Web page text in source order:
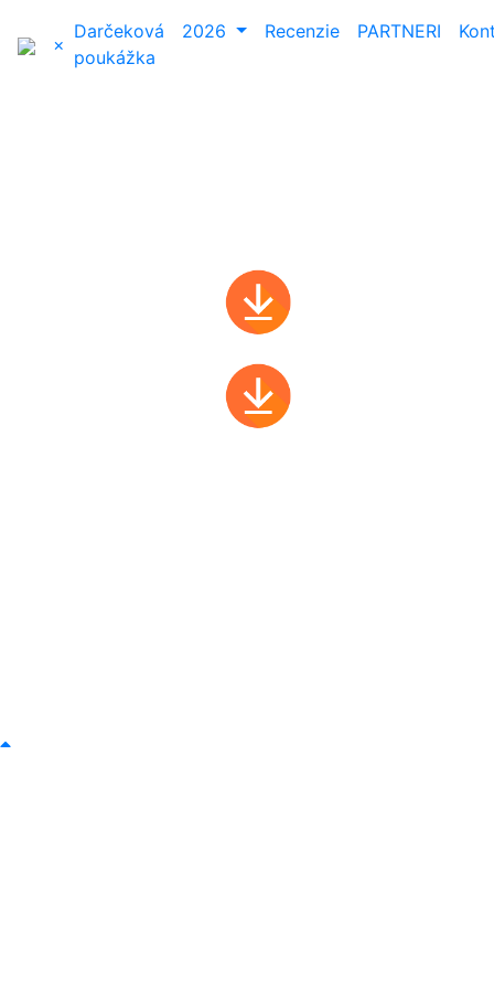
×
Darčeková
poukážka
2026 Recenzie PARTNERI